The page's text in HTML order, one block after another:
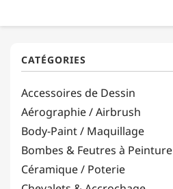
Accessoires de Dessin
Aérographie / Airbrush
Body-Paint / Maquillage
Bombes & Feutres à Peinture
Céramique / Poterie